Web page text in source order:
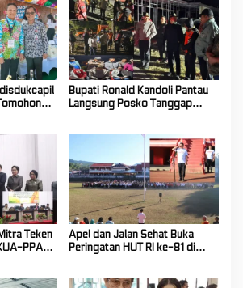
Bupati Ronald Kandoli Pantau
Langsung Posko Tanggap
Teken
PPAS
Apel dan Jalan Sehat Buka
Peringatan HUT RI ke-81 di